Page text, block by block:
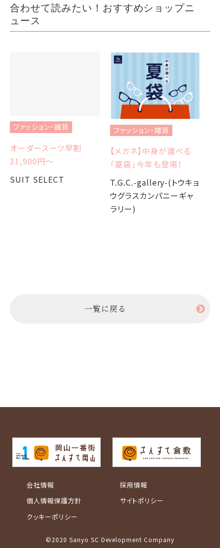
合わせて読みたい！おすすめショップニ
ュース
ファッション・雑貨
オーダースーツ早割
31,900円〜
SUIT SELECT
ファッション・雑貨
【メガネ】中身が選べる
「夏袋」今年も登場！
T.G.C.-gallery-(トウキョ
ウグラスカンパニーギャ
ラリー)
一覧に戻る
会社情報
個人情報保護方針
クッキーポリシー
採用情報
サイトポリシー
©2020 Sanyo SC Development Company